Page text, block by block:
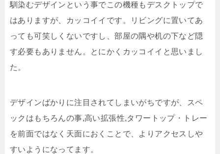
馴染むデザインという事でこの機種もデスクトップで
はありますが、カッコイイです。リビングに置いてあ
っても可笑しくないですし、部屋の隅や机の下など隠
す必要もありません。とにかくカッコイイと思いまし
た。
デザインばかりに注目されてしまいがちですが、スペ
ックはもちろんの事,高い拡張性,タワートップ・トレー
を前面ではなく天面におくことで、よりアクセスしや
すいようになってます。